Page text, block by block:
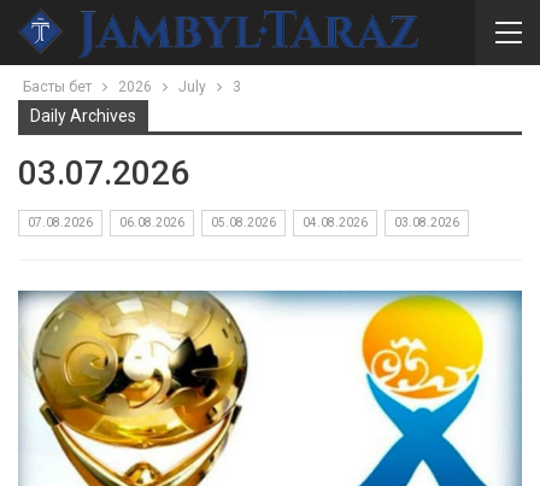
Басты бет 2026 July 3
Daily Archives
03.07.2026
07.08.2026 06.08.2026 05.08.2026 04.08.2026 03.08.2026